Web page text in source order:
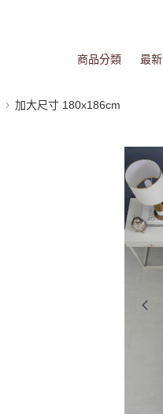
商品分類 最
加大尺寸 180x186cm